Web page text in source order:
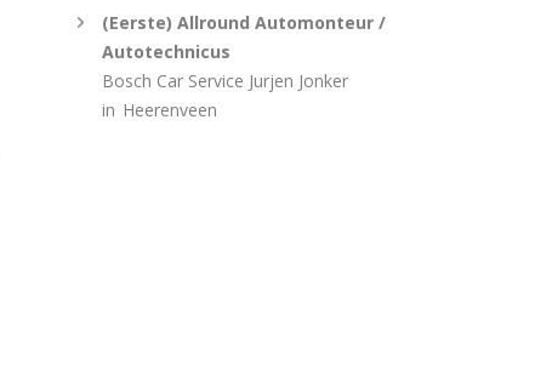
(Eerste) Allround Automonteur /
Autotechnicus
Bosch Car Service Jurjen Jonker
in Heerenveen